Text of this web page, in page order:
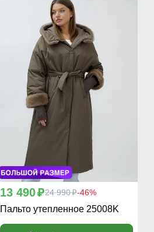
13 490p24 990p-46%
Пальто утепленное 25008K